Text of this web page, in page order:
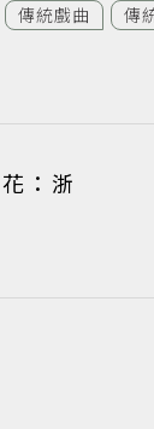
傳統戲曲 傳
：浙